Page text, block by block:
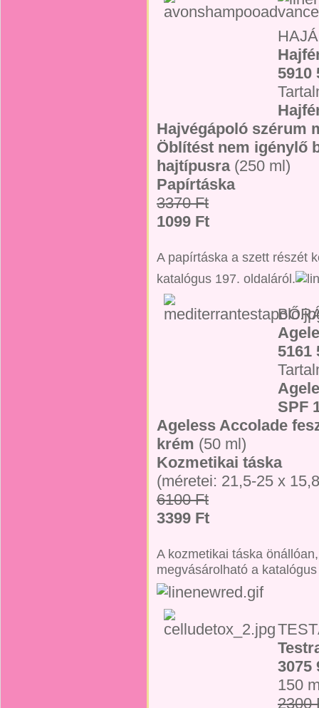
5910
Hajvégápoló szérum
Öblítést nem igénylő
hajtípusra (250 ml)
Papírtáska
3370 Ft
1099 Ft
A papírtáska a szett részét
katalógus 197. oldaláról.
5161
SPF
Ageless Accolade
krém (50 ml)
Kozmetikai táska
(méretei: 21,5-25 x
6100 Ft
3399 Ft
A kozmetikai táska
megvásárolható a
3075
150
2300